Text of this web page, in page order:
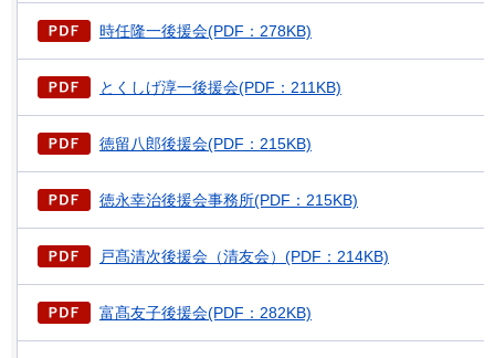
時任隆一後援会(PDF：278KB)
とくしげ淳一後援会(PDF：211KB)
徳留八郎後援会(PDF：215KB)
徳永幸治後援会事務所(PDF：215KB)
戸髙清次後援会（清友会）(PDF：214KB)
富髙友子後援会(PDF：282KB)